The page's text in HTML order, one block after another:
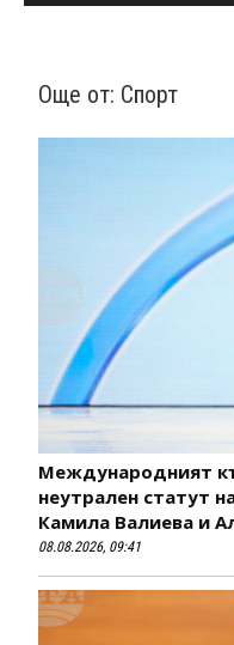
Още от: Спорт
Международният
неутрален статут
Камила Валиева и
08.08.2026, 09:41